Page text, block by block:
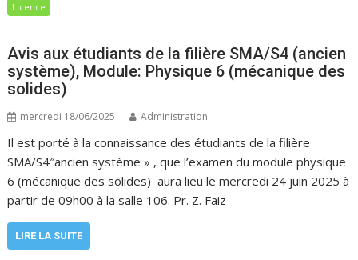
Licence
Avis aux étudiants de la filière SMA/S4 (ancien
système), Module: Physique 6 (mécanique des
solides)
mercredi 18/06/2025 Administration
Il est porté à la connaissance des étudiants de la filière
SMA/S4″ancien système » , que l’examen du module physique
6 (mécanique des solides) aura lieu le mercredi 24 juin 2025 à
partir de 09h00 à la salle 106. Pr. Z. Faiz
LIRE LA SUITE